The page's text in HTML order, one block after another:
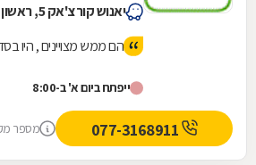
יאנוש קורצ'אק 5, ראשון לציון
הם ממש מצויינים , היו
ייפתח ביום א' ב-8:00
מספר